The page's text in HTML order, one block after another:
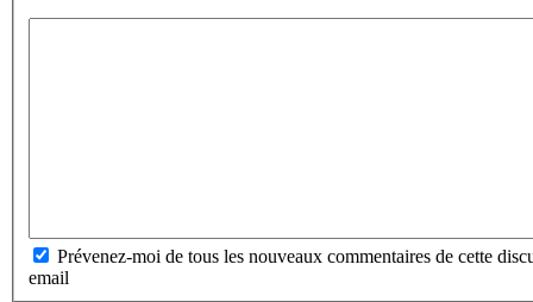
Prévenez-moi de tous les nouveaux commentaires de cette
email